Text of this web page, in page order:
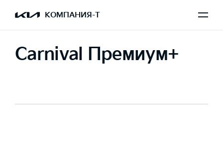
КОМПАНИЯ-Т
Carnival Премиум+